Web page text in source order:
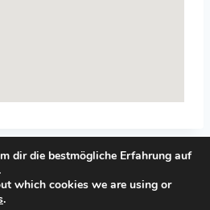
Coaching.de
dir die bestmögliche Erfahrung auf
which cookies we are using or
.